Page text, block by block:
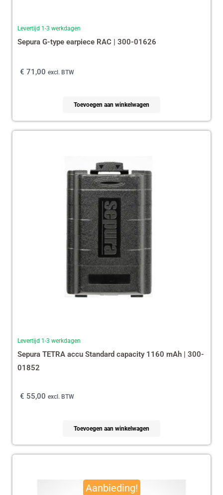
Levertijd 1-3 werkdagen
Sepura G-type earpiece RAC | 300-01626
€ 71,00 excl. BTW
Toevoegen aan winkelwagen
Levertijd 1-3 werkdagen
Sepura TETRA accu Standard capacity 1160 mAh | 300-
01852
€ 55,00 excl. BTW
Toevoegen aan winkelwagen
Aanbieding!